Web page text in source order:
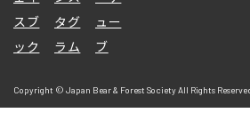
Copyright © Japan Bear & Forest Society All Rights